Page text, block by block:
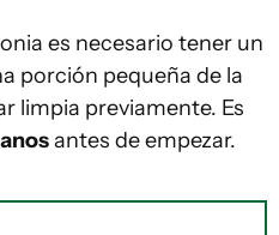
es necesario tener un
porción pequeña de la
limpia previamente. Es
antes de empezar.